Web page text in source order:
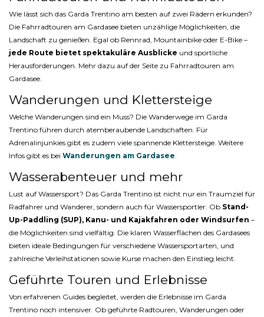
Wie lässt sich das Garda Trentino am besten auf zwei Rädern erkunden?
Die Fahrradtouren am Gardasee bieten unzählige Möglichkeiten, die
Landschaft zu genießen. Egal ob Rennrad, Mountainbike oder E-Bike –
jede Route bietet spektakuläre Ausblicke und sportliche
Herausforderungen. Mehr dazu auf der Seite zu Fahrradtouren am
Gardasee.
Wanderungen und Klettersteige
Welche Wanderungen sind ein Muss? Die Wanderwege im Garda
Trentino führen durch atemberaubende Landschaften. Für
Adrenalinjunkies gibt es zudem viele spannende Klettersteige. Weitere
Infos gibt es bei Wanderungen am Gardasee
Wasserabenteuer und mehr
Lust auf Wassersport? Das Garda Trentino ist nicht nur ein Traumziel für
Radfahrer und Wanderer, sondern auch für Wassersportler. Ob Stand-
Up-Paddling (SUP), Kanu- und Kajakfahren oder Windsurfen –
die Möglichkeiten sind vielfältig. Die klaren Wasserflächen des Gardasees
bieten ideale Bedingungen für verschiedene Wassersportarten, und
zahlreiche Verleihstationen sowie Kurse machen den Einstieg leicht.
Geführte Touren und Erlebnisse
Von erfahrenen Guides begleitet, werden die Erlebnisse im Garda
Trentino noch intensiver. Ob geführte Radtouren, Wanderungen oder